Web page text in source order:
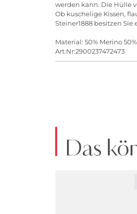
werden kann. Die Hülle
Ob kuschelige Kissen,
Steiner1888 besitzen
Material: 50% Merino
Art.Nr:2900237472473
Das